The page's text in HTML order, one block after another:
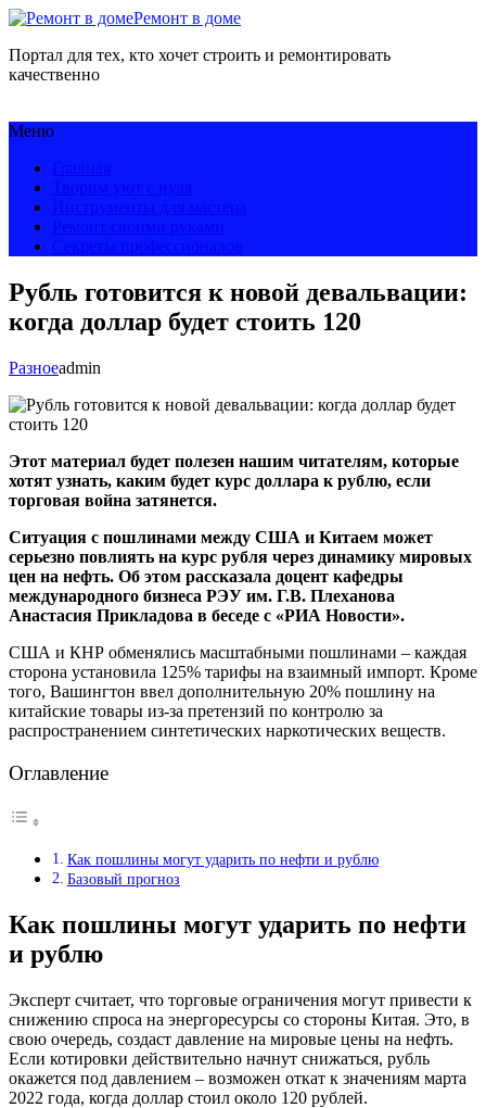
Ремонт в доме
Портал для тех, кто хочет строить и ремонтировать
качественно
Меню
Рубль готовится к новой девальвации:
когда доллар будет стоить 120
Разноеadmin
Этот материал будет полезен нашим читателям, которые
хотят узнать, каким будет курс доллара к рублю, если
торговая война затянется.
Ситуация с пошлинами между США и Китаем может
серьезно повлиять на курс рубля через динамику мировых
цен на нефть. Об этом рассказала доцент кафедры
международного бизнеса РЭУ им. Г.В. Плеханова
Анастасия Прикладова в беседе с «РИА Новости».
США и КНР обменялись масштабными пошлинами – каждая
сторона установила 125% тарифы на взаимный импорт. Кроме
того, Вашингтон ввел дополнительную 20% пошлину на
китайские товары из-за претензий по контролю за
распространением синтетических наркотических веществ.
Оглавление
Как пошлины могут ударить по нефти и рублю
Базовый прогноз
Как пошлины могут ударить по нефти
и рублю
Эксперт считает, что торговые ограничения могут привести к
снижению спроса на энергоресурсы со стороны Китая. Это, в
свою очередь, создаст давление на мировые цены на нефть.
Если котировки действительно начнут снижаться, рубль
окажется под давлением – возможен откат к значениям марта
2022 года, когда доллар стоил около 120 рублей.